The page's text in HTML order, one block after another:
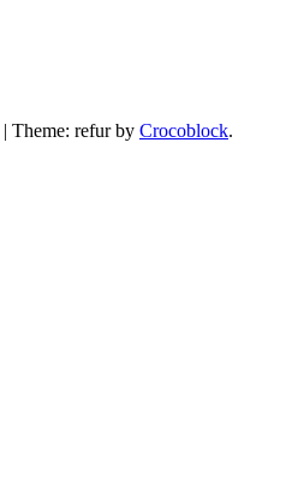
| Theme: refur by Crocoblock.